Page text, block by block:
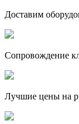
Доставим
Сопровождение
Лучшие цены на